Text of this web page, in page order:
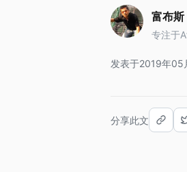
富布斯
专注于
发表于2019年05
分享此文